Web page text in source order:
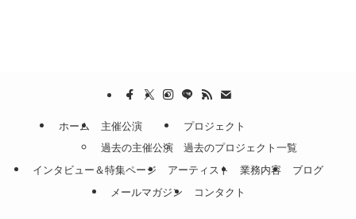
ホーム
主催公演
過去の主催公演
プロジェクト
過去のプロジェクト一覧
インタビュー＆特集ページ
アーティスト 業務内容
ブログ
メールマガジン
コンタクト